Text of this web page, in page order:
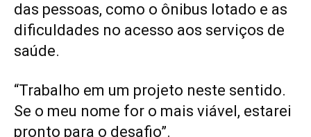
das pessoas, como o ônibus lotado e as
dificuldades no acesso aos serviços de
saúde.
“Trabalho em um projeto neste sentido.
Se o meu nome for o mais viável, estarei
pronto para o desafio”.